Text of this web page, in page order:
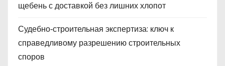
щебень с доставкой без лишних хлопот
Судебно‑строительная экспертиза: ключ к
справедливому разрешению строительных
споров